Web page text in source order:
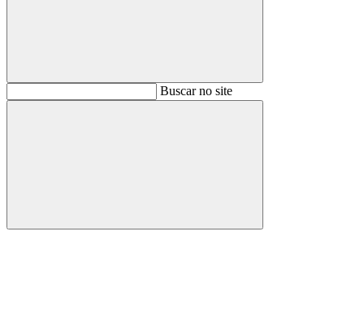
BuscarBuscar no site
Buscar